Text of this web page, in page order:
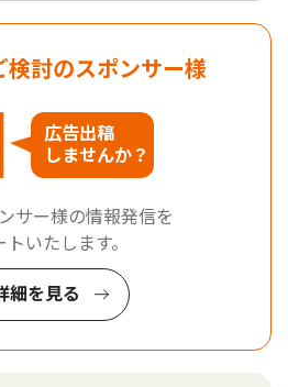
検討のスポンサー様
広告出稿
しませんか？
サー様の情報発信を
トいたします。
細を見る